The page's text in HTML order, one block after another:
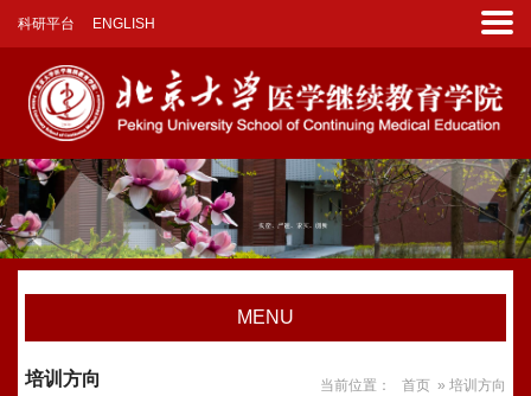
科研平台 ENGLISH
MENU
当前位置： 首页 » 培训方向
培训方向